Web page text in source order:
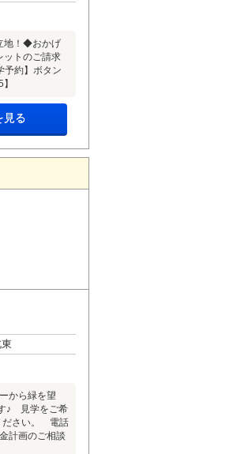
地！◆おかげ
ットのご請求
約】ボタン
見る
から緑を望
♪ 見学をご希
ださい。 電話
計画のご相談